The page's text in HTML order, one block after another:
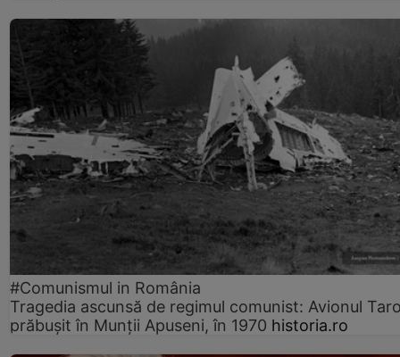
#Comunismul in România
Tragedia ascunsă de regimul comunist: Avionul
prăbușit în Munții Apuseni, în 1970 historia.ro